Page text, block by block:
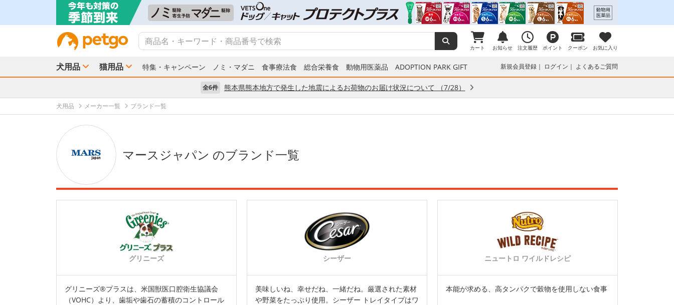
カート お知らせ 注文履歴 ポイント クーポン お気に入り
犬用品 猫用品 特集・キャンペーン ノミ・マダニ 食事療法食 総合栄養食 動物用医薬品 ADOPTION PARK GIFT 新規会員登録 ログイン よくあるご質問
全6件 熊本県熊本地方で発生した地震によるお荷物のお届け状況について （7/28）
犬用品 メーカー一覧 ブランド一覧
マースジャパン のブランド一覧
グリニーズ
グリニーズ®プラスは、米国獣医口腔衛生協議会
（VOHC）より、歯垢や歯石の蓄積のコントロール
シーザー
美味しいね、幸せだね、一緒だね。厳選された素材
や野菜をたっぷり使用。シーザー トレイタイプはワ
ニュートロ ワイルドレシピ
本能が求める、高タンパクで穀物を使用しない食事